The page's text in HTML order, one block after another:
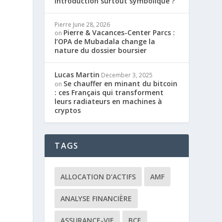
Pierre June 28, 2026
on Pierre & Vacances-Center Parcs :
l’OPA de Mubadala change la
nature du dossier boursier
Lucas Martin December 3, 2025
on Se chauffer en minant du bitcoin
: ces Français qui transforment
leurs radiateurs en machines à
cryptos
TAGS
ALLOCATION D’ACTIFS AMF
ANALYSE FINANCIÈRE